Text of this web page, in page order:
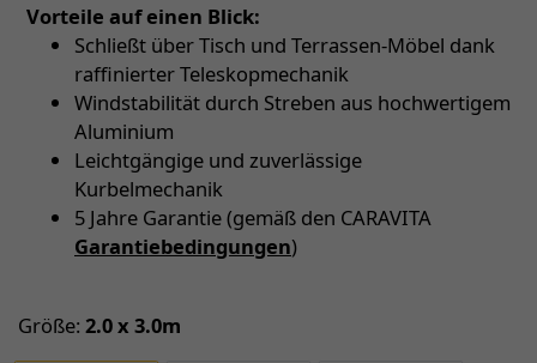
Vorteile auf einen Blick:
Schließt über Tisch und Terrassen-Möbel dank
raffinierter Teleskopmechanik
Windstabilität durch Streben aus hochwertigem
Aluminium
Leichtgängige und zuverlässige
Kurbelmechanik
5 Jahre Garantie (gemäß den CARAVITA
Garantiebedingungen)
Größe: 2.0 x 3.0m